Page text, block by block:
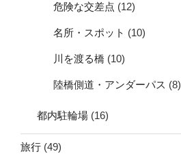
危険な交差点 (12)
名所・スポット (10)
川を渡る橋 (10)
陸橋側道・アンダーパス (8)
都内駐輪場 (16)
旅行 (49)